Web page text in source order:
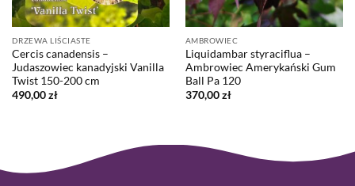
DRZEWA LIŚCIASTE
Cercis canadensis –
Judaszowiec kanadyjski Vanilla
Twist 150-200 cm
490,00zł
AMBROWIEC
Liquidambar styraciflua –
Ambrowiec Amerykański Gum
Ball Pa 120
370,00zł